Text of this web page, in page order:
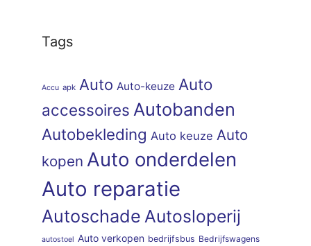
Tags
Accu apk Auto Auto-keuze Auto
accessoires Autobanden
Autobekleding Auto keuze Auto
kopen Auto onderdelen
Auto reparatie
Autoschade Autosloperij
autostoel Auto verkopen bedrijfsbus Bedrijfswagens